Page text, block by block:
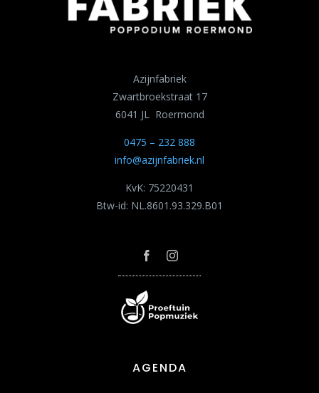
AGENDA
Azijnfabriek
Zwartbroekstraat 17
6041 JL Roermond
0475 – 232 888
info@azijnfabriek.nl
KvK: 75220431
Btw-id: NL.8601.93.329.B01